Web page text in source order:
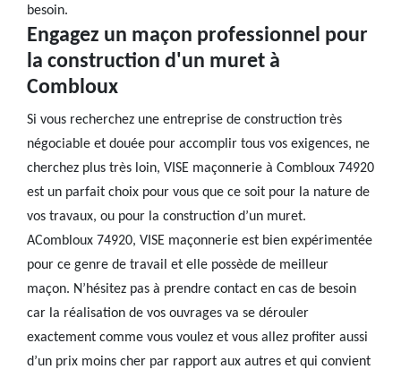
besoin.
Engagez un maçon professionnel pour
la construction d'un muret à
Combloux
Si vous recherchez une entreprise de construction très
négociable et douée pour accomplir tous vos exigences, ne
cherchez plus très loin, VISE maçonnerie à Combloux 74920
est un parfait choix pour vous que ce soit pour la nature de
vos travaux, ou pour la construction d’un muret.
ACombloux 74920, VISE maçonnerie est bien expérimentée
pour ce genre de travail et elle possède de meilleur
maçon. N’hésitez pas à prendre contact en cas de besoin
car la réalisation de vos ouvrages va se dérouler
exactement comme vous voulez et vous allez profiter aussi
d’un prix moins cher par rapport aux autres et qui convient